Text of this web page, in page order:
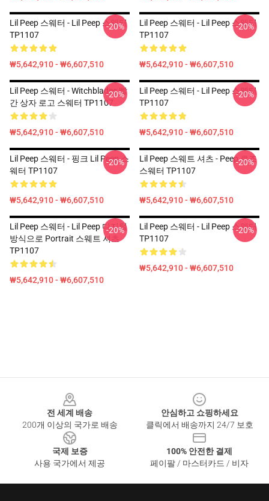
Lil Peep 스웨터 - Lil Peep 스웨터
TP1107
₩5,642,910 - ₩6,607,510
-20%
Lil Peep 스웨터 - Lil Peep 스웨터
TP1107
₩5,642,910 - ₩6,607,510
-20%
Lil Peep 스웨터 - Witchblades 빨
간 상자 로고 스웨터 TP1107
₩5,642,910 - ₩6,607,510
-20%
Lil Peep 스웨터 - Lil Peep 스웨터
TP1107
₩5,642,910 - ₩6,607,510
-20%
Lil Peep 스웨터 - 핑크 Lil Peep 스
웨터 TP1107
₩5,642,910 - ₩6,607,510
-20%
Lil Peep 스웨트 셔츠 - Peep 로즈
스웨터 TP1107
₩5,642,910 - ₩6,607,510
-20%
Lil Peep 스웨터 - Lil Peep 디지털
방식으로 Portrait 스웨트 셔츠
TP1107
₩5,642,910 - ₩6,607,510
-20%
Lil Peep 스웨터 - Lil Peep 스웨터
TP1107
₩5,642,910 - ₩6,607,510
-20%
전 세계 배송
200개 이상의 국가로 배송
안심하고 쇼핑하세요
클릭에서 배송까지 24/7 보호
국제 보증
사용 국가에서 제공
100% 안전한 결제
페이팔 / 마스터카드 / 비자